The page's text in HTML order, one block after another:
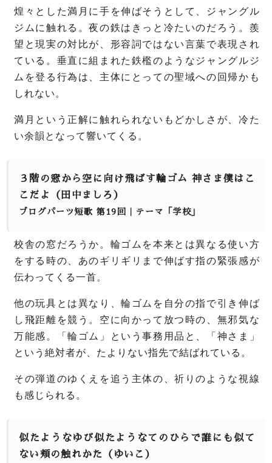
煌々とした満月に手を伸ばそうとして、ジャングル
ジムに触れる。夜の鉄はきっと冷たいのだろう。 羨
望と現実の対比が、形容詞ではない言葉で表現され
ている。 垂直に組まれた鉄檻のようなジャングルジ
ムを登る行為は、主体にとっての聖域への回帰かも
しれない。
満月という正解に触れられないもどかしさが、冷た
い余韻となって響いてくる。
３階の窓から空に向け飛ばす輪ゴム 神さま僕はこ
こだよ（田中ましろ）
ブログパーツ短歌 第19回｜テーマ「学校」
校舎の窓だろうか。 輪ゴムを本来とは異なる使い方
をする時の、あのギリギリまで伸ばす指の緊張感が
伝わってくる一首。
他の玩具とは異なり、輪ゴムを自分の指で引き伸ば
し飛距離を競う。 空に向かって放つ時の、無邪気な
万能感。
「輪ゴム」という事務用品と、「神さま」
という絶対者が、たよりない指先で結ばれている。
その弾道のゆくえを追う主体の、祈りのような視線
も感じられる。
似たようなゆび似たようなてのひらで誰にも似て
ない頬の触れかた（ゆいこ）